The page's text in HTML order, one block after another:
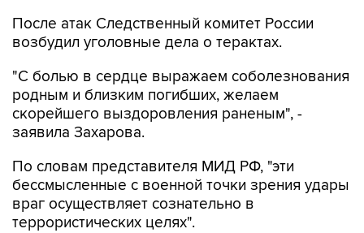
После атак Следственный комитет России
возбудил уголовные дела о терактах.
"С болью в сердце выражаем соболезнования
родным и близким погибших, желаем
скорейшего выздоровления раненым", -
заявила Захарова.
По словам представителя МИД РФ, "эти
бессмысленные с военной точки зрения удары
враг осуществляет сознательно в
террористических целях".